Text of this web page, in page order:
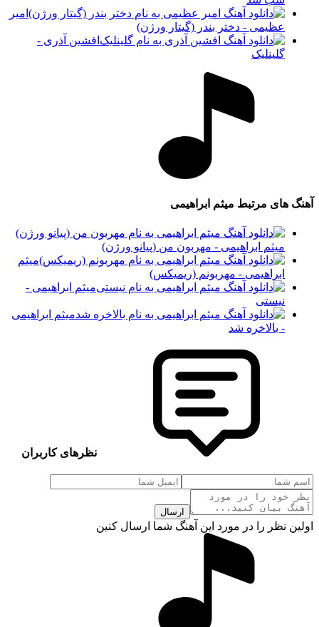
امیر
عظیمی - دختر بندر (گیتار ورژن)
افشین آذری -
گلینلیک
آهنگ های مرتبط میثم ابراهیمی
میثم ابراهیمی - مهربون من (پیانو ورژن)
میثم
ابراهیمی - مهربونم (ریمیکس)
میثم ابراهیمی -
نیستی
میثم ابراهیمی
- بالاخره شد
نظرهای کاربران
ارسال
اولین نظر را در مورد این آهنگ شما ارسال کنین